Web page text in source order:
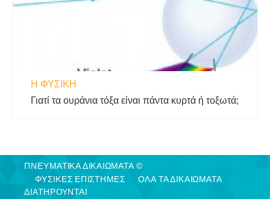
Η ΦΥΣΙΚΗ
Γιατί τα ουράνια τόξα είναι πάντα κυρτά ή τοξωτά;
ΠΝΕΥΜΑΤΙΚΑ ΔΙΚΑΙΩΜΑΤΑ ©
ΦΥΣΙΚΈΣ ΕΠΙΣΤΉΜΕΣ
ΟΛΑ ΤΑ ΔΙΚΑΙΩΜΑΤΑ
ΔΙΑΤΗΡΟΥΝΤΑΙ